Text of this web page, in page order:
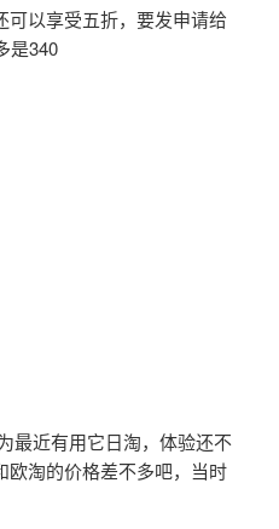
以享受五折，要发申请给
是340
最近有用它日淘，体验还不
欧淘的价格差不多吧，当时